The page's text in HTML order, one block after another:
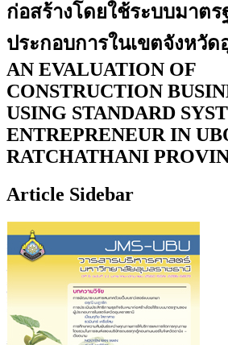
ก่อสร้างโดยใช้ระบบมาตร
ประกอบการในเขตจังหวั
AN EVALUATION OF
CONSTRUCTION
USING STANDARD
ENTREPRENEUR IN
RATCHATHANI
Article Sidebar